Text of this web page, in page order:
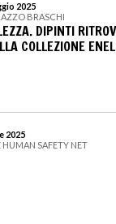
2025
BRASCHI
DIPINTI
COLLEZIONE ENEL
2025
HUMAN SAFETY NET